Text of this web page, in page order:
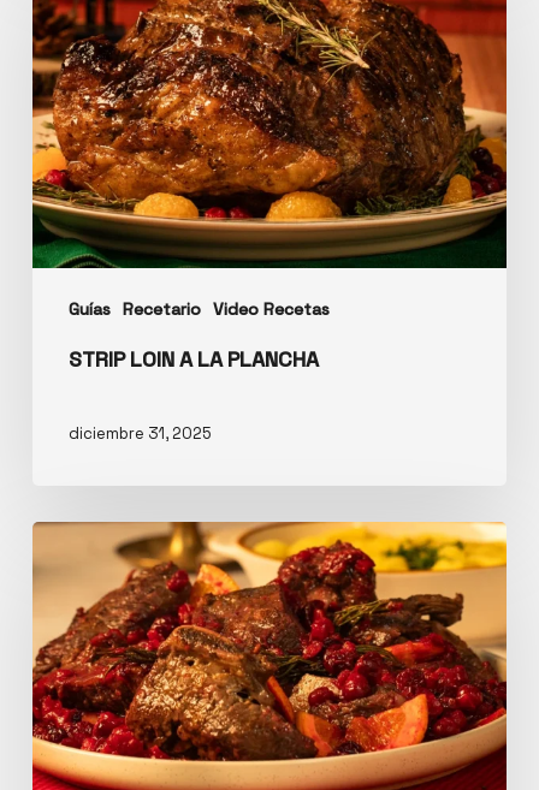
Guías Recetario Video Recetas
STRIP LOIN A LA PLANCHA
diciembre 31, 2025